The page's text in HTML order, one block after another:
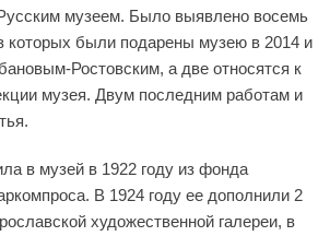
музеем. Было выявлено восемь
которых были подарены музею в 2014 и
Ростовским, а две относятся к
музея. Двум последним работам и
в музей в 1922 году из фонда
В 1924 году ее дополнили 2
художественной галереи, в